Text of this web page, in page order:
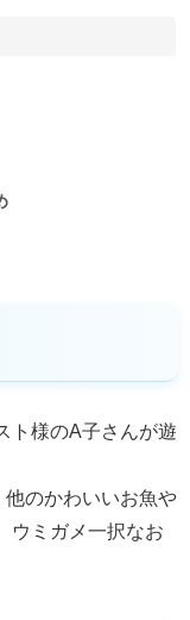
ト様のA子さんが遊
のかわいいお魚や
ウミガメ一択なお